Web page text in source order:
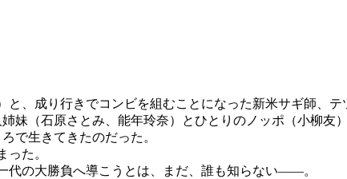
、成り行きでコンビを組むことになった新米サギ師、テ
妹（石原さとみ、能年玲奈）とひとりのノッポ（小柳友
で生きてきたのだった。
た。
代の大勝負へ導こうとは、まだ、誰も知らない――。